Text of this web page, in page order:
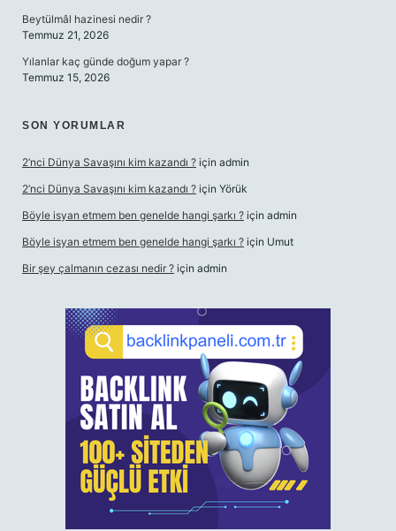
Beytülmâl hazinesi nedir ?
Temmuz 21, 2026
Yılanlar kaç günde doğum yapar ?
Temmuz 15, 2026
SON YORUMLAR
2’nci Dünya Savaşını kim kazandı ? için admin
2’nci Dünya Savaşını kim kazandı ? için Yörük
Böyle isyan etmem ben genelde hangi şarkı ? için admin
Böyle isyan etmem ben genelde hangi şarkı ? için Umut
Bir şey çalmanın cezası nedir ? için admin